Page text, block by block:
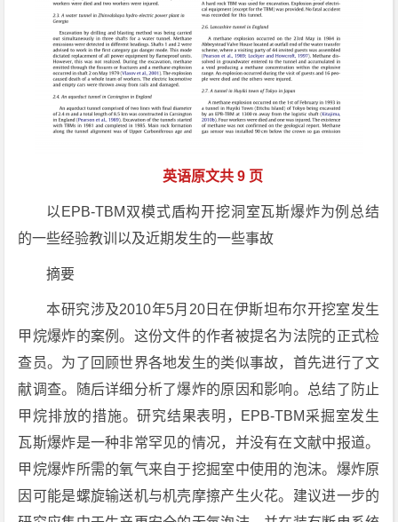
英语原文共 9 页
以EPB-TBM双模式盾构开挖洞室瓦斯爆炸为例总结
的一些经验教训以及近期发生的一些事故
摘要
本研究涉及2010年5月20日在伊斯坦布尔开挖室发生
甲烷爆炸的案例。这份文件的作者被提名为法院的正式检
查员。为了回顾世界各地发生的类似事故，首先进行了文
献调查。随后详细分析了爆炸的原因和影响。总结了防止
甲烷排放的措施。研究结果表明，EPB-TBM采掘室发生
瓦斯爆炸是一种非常罕见的情况，并没有在文献中报道。
甲烷爆炸所需的氧气来自于挖掘室中使用的泡沫。爆炸原
因可能是螺旋输送机与机壳摩擦产生火花。建议进一步的